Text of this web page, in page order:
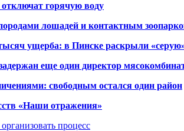
горячую воду
лошадей и контактным
ущерба: в Пинске раскрыли
еще один директор
свободным остался один район
«Наши отражения»
процесс